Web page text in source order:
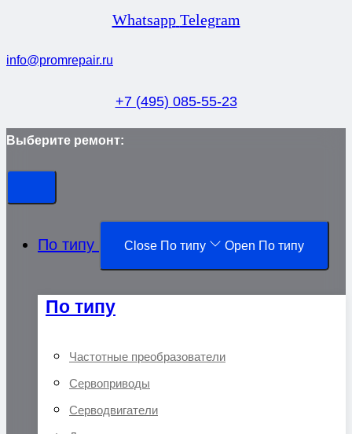
Whatsapp Telegram
info@promrepair.ru
+7 (495) 085-55-23
Выберите ремонт:
По типу Close По типу Open По типу
По типу
Частотные преобразователи
Сервоприводы
Серводвигатели